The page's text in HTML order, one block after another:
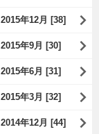
2015年12月 [38]
2015年9月 [30]
2015年6月 [31]
2015年3月 [32]
2014年12月 [44]